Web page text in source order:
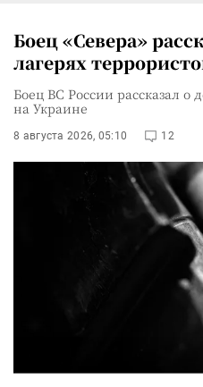
Боец «Севера»
лагерях
Боец ВС России рассказал о
на Украине
8 августа 2026, 05:10 12